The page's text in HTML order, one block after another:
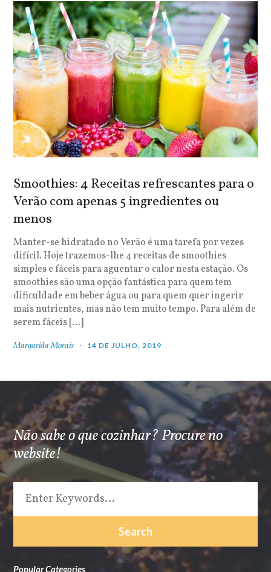
Smoothies: 4 Receitas refrescantes para o
Verão com apenas 5 ingredientes ou
menos
Manter-se hidratado no Verão é uma tarefa por vezes
difícil. Hoje trazemos-lhe 4 receitas de smoothies
simples e fáceis para aguentar o calor nesta estação. Os
smoothies são uma opção fantástica para quem tem
dificuldade em beber água ou para quem quer ingerir
mais nutrientes, mas não tem muito tempo. Para além de
serem fáceis […]
Margarida Morais 14 DE JULHO, 2019
Não sabe o que cozinhar? Procure no
website!
Popular Categories